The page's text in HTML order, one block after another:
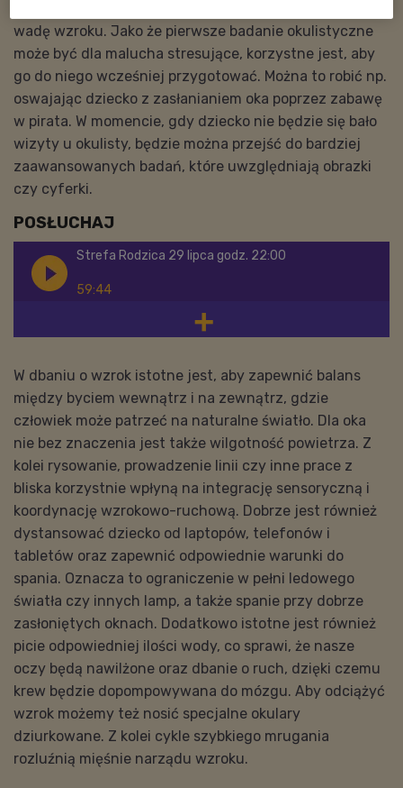
wadę wzroku. Jako że pierwsze badanie okulistyczne
może być dla malucha stresujące, korzystne jest, aby
go do niego wcześniej przygotować. Można to robić np.
oswajając dziecko z zasłanianiem oka poprzez zabawę
w pirata. W momencie, gdy dziecko nie będzie się bało
wizyty u okulisty, będzie można przejść do bardziej
zaawansowanych badań, które uwzględniają obrazki
czy cyferki.
POSŁUCHAJ
59:44
Strefa Rodzica 29 lipca godz. 22:00
W dbaniu o wzrok istotne jest, aby zapewnić balans
między byciem wewnątrz i na zewnątrz, gdzie
człowiek może patrzeć na naturalne światło. Dla oka
nie bez znaczenia jest także wilgotność powietrza. Z
kolei rysowanie, prowadzenie linii czy inne prace z
bliska korzystnie wpłyną na integrację sensoryczną i
koordynację wzrokowo-ruchową. Dobrze jest również
dystansować dziecko od laptopów, telefonów i
tabletów oraz zapewnić odpowiednie warunki do
spania. Oznacza to ograniczenie w pełni ledowego
światła czy innych lamp, a także spanie przy dobrze
zasłoniętych oknach. Dodatkowo istotne jest również
picie odpowiedniej ilości wody, co sprawi, że nasze
oczy będą nawilżone oraz dbanie o ruch, dzięki czemu
krew będzie dopompowywana do mózgu. Aby odciążyć
wzrok możemy też nosić specjalne okulary
dziurkowane. Z kolei cykle szybkiego mrugania
rozluźnią mięśnie narządu wzroku.